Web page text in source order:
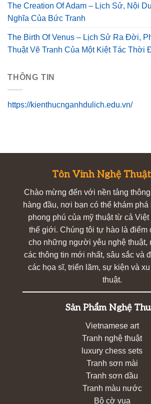
The Creation Of Adam – Lịch Sử, Nội
Nghĩa Của Bức Tranh
The Birth Of Venus – Lịch Sử Ra Đời,
Thuật Vẽ Tranh Của Một Kiệt Tác Thời
THÔNG TIN
https://kienthucnganhdulich.edu.vn/
Tôn Vinh Nghệ
Chào mừng đến với nền tảng
hàng đầu, nơi bạn có thể khám
phong phú của mỹ thuật từ cả Việt
thế giới. Chúng tôi tự hào là điểm
cho những người yêu nghệ thuật,
các thông tin mới nhất, sâu sắc và
các họa sĩ, triển lãm, sự kiện và
thuật.
Sản Phẩm Nghệ
Vietnamese art
Tranh nghệ thuật
luxury chess sets
Tranh sơn mài
Tranh sơn dầu
Tranh màu nước
Bộ cờ vua